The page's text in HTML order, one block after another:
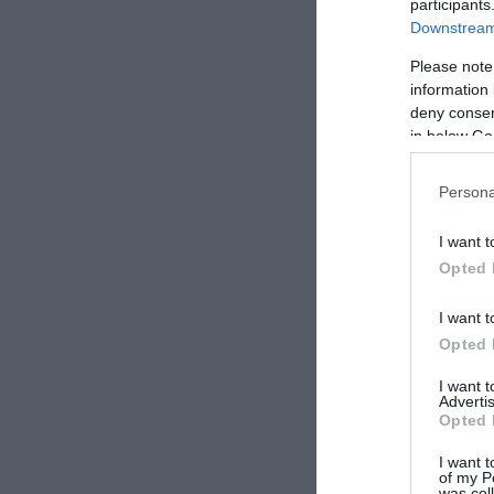
Please
information
deny
in below
I want
Opted
I want
Opted
I want
Opted
I want
of my
Dopo Banca
Anche se
cugino della
di credito
settimana fa
gruppi
scenari